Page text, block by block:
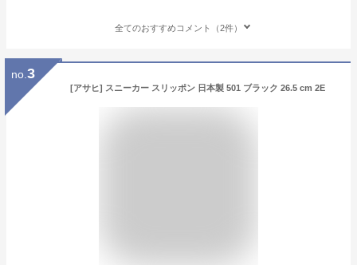
全てのおすすめコメント（2件）
no. 3
[アサヒ] スニーカー スリッポン 日本製 501 ブラック 26.5 cm 2E